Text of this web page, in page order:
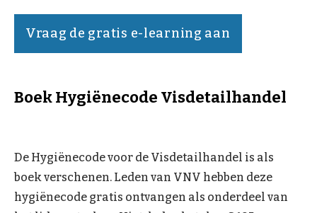
Vraag de gratis e-learning aan
Boek Hygiënecode Visdetailhandel
De Hygiënecode voor de Visdetailhandel is als
boek verschenen. Leden van VNV hebben deze
hygiënecode gratis ontvangen als onderdeel van